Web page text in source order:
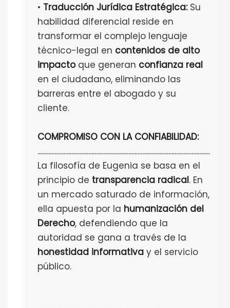
• Traducción Jurídica Estratégica:Su
habilidad diferencial reside en
transformar el complejo lenguaje
técnico-legal en contenidos de alto
impactoque generan confianza real
en el ciudadano, eliminando las
barreras entre el abogado y su
cliente.
COMPROMISO CON LA CONFIABILIDAD:
................................................................................................................
La filosofía de Eugenia se basa en el
principio de transparencia radical. En
un mercado saturado de información,
ella apuesta por la humanización del
Derecho, defendiendo que la
autoridad se gana a través de la
honestidad informativa y el servicio
público.